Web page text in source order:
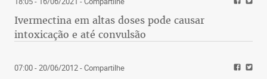
Ivermectina em altas doses pode causar
intoxicação e até convulsão
07:00 - 20/06/2012- Compartilhe